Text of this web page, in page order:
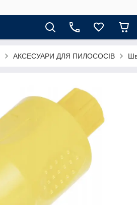
АКСЕСУАРИ ДЛЯ ПИЛОСОСІВ